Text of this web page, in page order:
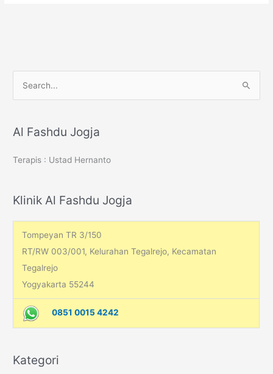
r
h
Al Fashdu Jogja
Terapis : Ustad Hernanto
Klinik Al Fashdu Jogja
Tompeyan TR 3/150
RT/RW 003/001, Kelurahan Tegalrejo, Kecamatan
Tegalrejo
Yogyakarta 55244
0851 0015 4242
Kategori